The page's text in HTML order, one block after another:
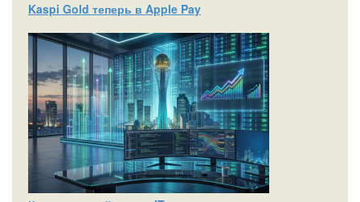
Kaspi Gold теперь в Apple Pay